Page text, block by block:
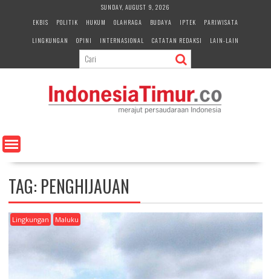
e
n
SUNDAY, AUGUST 9, 2026
EKBIS
POLITIK HUKUM OLAHRAGA BUDAYA IPTEK
PARIWISATA
LINGKUNGAN
OPINI INTERNASIONAL CATATAN REDAKSI LAIN-LAIN
TAG: PENGHIJAUAN
Lingkungan Maluku